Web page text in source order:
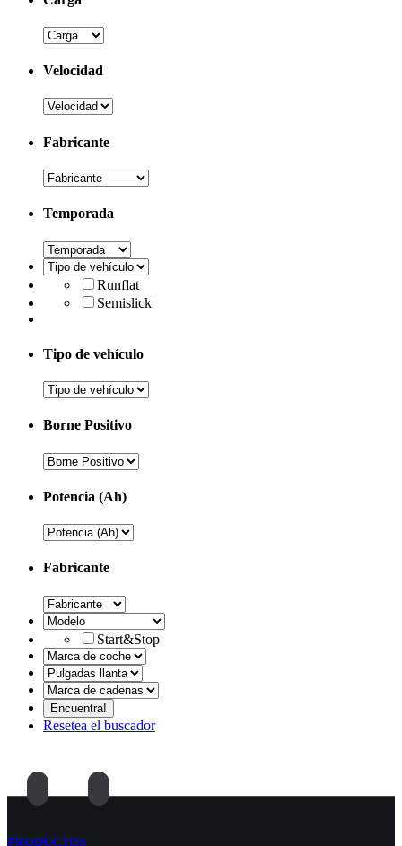
Velocidad
Fabricante
Temporada
Runflat
Semislick
Tipo de vehículo
Borne Positivo
Potencia (Ah)
Fabricante
Start&Stop
Resetea el buscador
PRODUCTOS